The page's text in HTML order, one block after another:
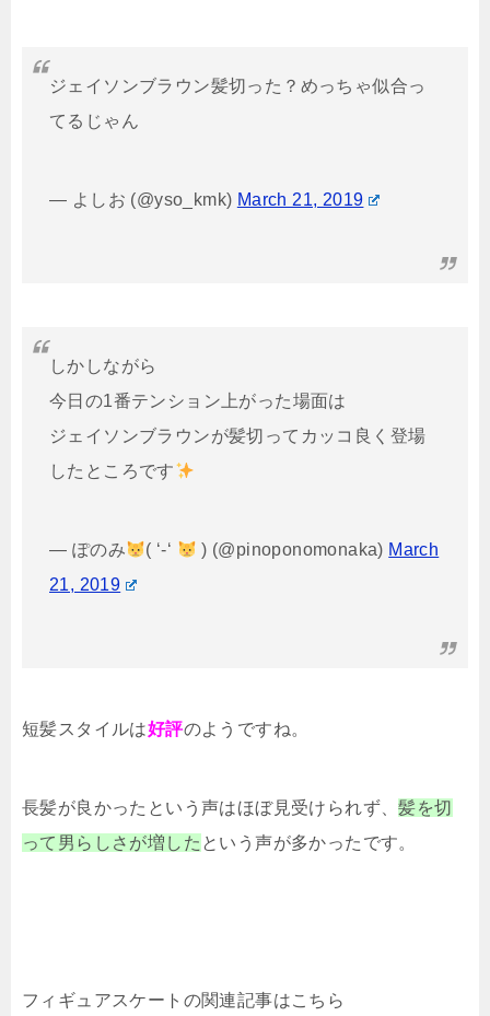
ジェイソンブラウン髪切った？めっちゃ似合っ
てるじゃん
— よしお (@yso_kmk) March 21, 2019
しかしながら
今日の1番テンション上がった場面は
ジェイソンブラウンが髪切ってカッコ良く登場
したところです
— ぽのみ ( ‘-‘ ) (@pinoponomonaka) March
21, 2019
短髪スタイルは好評のようですね。
長髪が良かったという声はほぼ見受けられず、髪を切
って男らしさが増した という声が多かったです。
フィギュアスケートの関連記事はこちら